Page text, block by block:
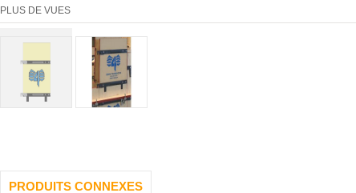
PLUS DE VUES
PRODUITS CONNEXES